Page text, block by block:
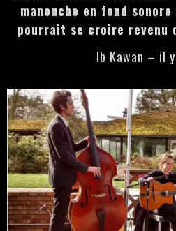
manouche en fond
pourrait se croire revenu
Ib Kawan – il